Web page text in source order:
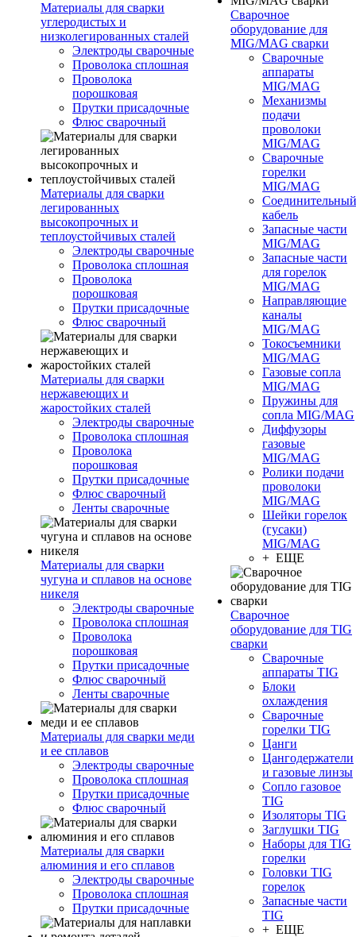
Материалы для сварки
углеродистых и
низколегированных сталей
Электроды сварочные
Проволока сплошная
Проволока
порошковая
Прутки присадочные
Флюс сварочный
Материалы для сварки
легированных
высокопрочных и
теплоустойчивых сталей
Электроды сварочные
Проволока сплошная
Проволока
порошковая
Прутки присадочные
Флюс сварочный
Материалы для сварки
нержавеющих и
жаростойких сталей
Электроды сварочные
Проволока сплошная
Проволока
порошковая
Прутки присадочные
Флюс сварочный
Ленты сварочные
Материалы для сварки
чугуна и сплавов на основе
никеля
Электроды сварочные
Проволока сплошная
Проволока
порошковая
Прутки присадочные
Флюс сварочный
Ленты сварочные
Материалы для сварки меди
и ее сплавов
Электроды сварочные
Проволока сплошная
Прутки присадочные
Флюс сварочный
Материалы для сварки
алюминия и его сплавов
Электроды сварочные
Проволока сплошная
Прутки присадочные
Сварочное
оборудование для
MIG/MAG сварки
Сварочные
аппараты
MIG/MAG
Механизмы
подачи
проволоки
MIG/MAG
Сварочные
горелки
MIG/MAG
Соединительный
кабель
Запасные части
MIG/MAG
Запасные части
для горелок
MIG/MAG
Направляющие
каналы
MIG/MAG
Токосъемники
MIG/MAG
Газовые сопла
MIG/MAG
Пружины для
сопла MIG/MAG
Диффузоры
газовые
MIG/MAG
Ролики подачи
проволоки
MIG/MAG
Шейки горелок
(гусаки)
MIG/MAG
+ ЕЩЕ
Сварочное
оборудование для TIG
сварки
Сварочные
аппараты TIG
Блоки
охлаждения
Сварочные
горелки TIG
Цанги
Цангодержатели
и газовые линзы
Сопло газовое
TIG
Изоляторы TIG
Заглушки TIG
Наборы для TIG
горелки
Головки TIG
горелок
Запасные части
TIG
+ ЕЩЕ